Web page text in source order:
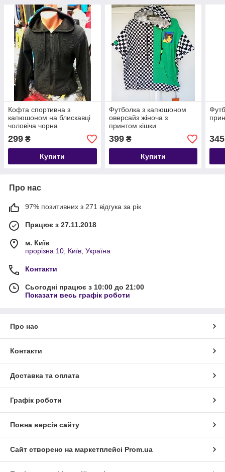
Кофта спортивна з
капюшоном на блискавці
чоловіча чорна
299 ₴
Купити
Футболка з капюшоном
оверсайз жіноча з
принтом кішки
399₴
Купити
345
Про нас
97% позитивних з 271 відгука за рік
Працює з 27.11.2018
м. Київ
прорізна 10, Київ, Україна
Контакти
Сьогодні працює з 10:00 до 21:00
Показати весь графік роботи
Про нас
Контакти
Доставка та оплата
Графік роботи
Повна версія сайту
Сайт створено на маркетплейсі Prom.ua